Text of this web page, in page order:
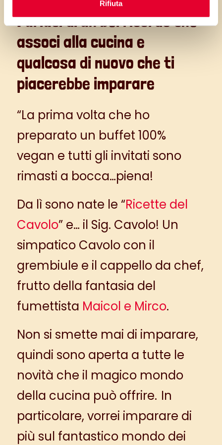
Rifiuta
Parlaci di un bel ricordo che
associ alla cucina e
qualcosa di nuovo che ti
piacerebbe imparare
“La prima volta che ho
preparato un buffet 100%
vegan e tutti gli invitati sono
rimasti a bocca…piena!
Da lì sono nate le “Ricette del
Cavolo” e… il Sig. Cavolo! Un
simpatico Cavolo con il
grembiule e il cappello da chef,
frutto della fantasia del
fumettista Maicol e Mirco.
Non si smette mai di imparare,
quindi sono aperta a tutte le
novità che il magico mondo
della cucina può offrire. In
particolare, vorrei imparare di
più sul fantastico mondo dei